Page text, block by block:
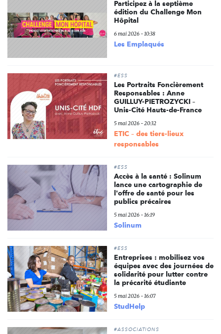
Participez à la septième
édition du Challenge Mon
Hôpital
6 mai 2026 - 10:38
Les Emplaqués
#ESS
Les Portraits Foncièrement
Responsables : Anne
GUILLUY-PIETROZYCKI –
Unis-Cité Hauts-de-France
5 mai 2026 - 20:32
ETIC – des tiers-lieux
responsables
#ESS
Accès à la santé : Solinum
lance une cartographie de
l'offre de santé pour les
publics précaires
5 mai 2026 - 16:19
Solinum
#ESS
Entreprises : mobilisez vos
équipes avec des journées de
solidarité pour lutter contre
la précarité étudiante
5 mai 2026 - 16:07
StudHelp
#ASSOCIATIONS